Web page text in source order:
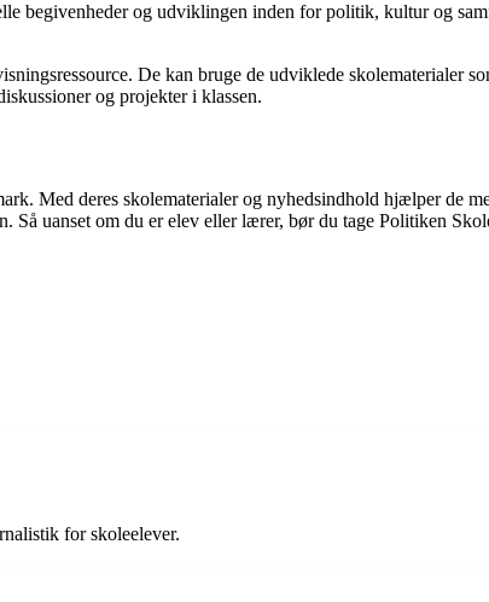
begivenheder og udviklingen inden for politik, kultur og
De kan bruge de udviklede skolematerialer
og projekter i klassen.
Med deres skolematerialer og nyhedsindhold hjælper de
uanset om du er elev eller lærer, bør du tage Politiken
for skoleelever.